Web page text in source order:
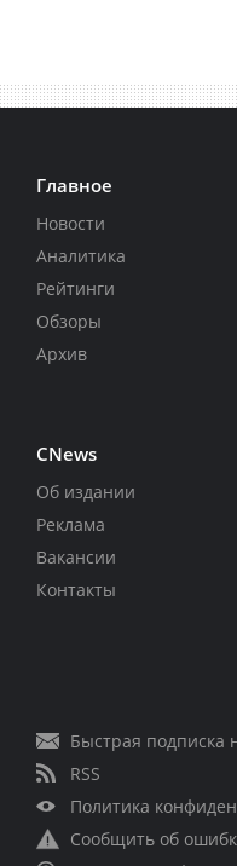
Главное
Новости
Аналитика
Рейтинги
Обзоры
Архив
CNews
Об издании
Реклама
Вакансии
Контакты
Быстрая подписка
RSS
Политика
Сообщить об